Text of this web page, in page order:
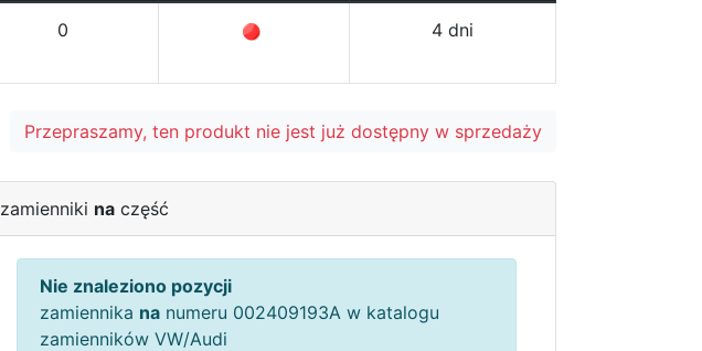
0 4 dni
Przepraszamy, ten produkt nie jest już dostępny w sprzedaży
zamienniki na część
Nie znaleziono pozycji
zamiennika na numeru 002409193A w katalogu
zamienników VW/Audi